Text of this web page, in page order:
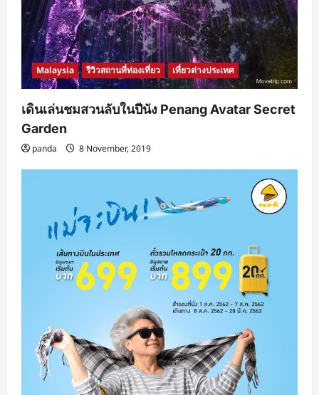
Malaysia รีวิวสถานที่ท่องเที่ยว เที่ยวต่างประเทศ
เดินเล่นชมสวนลับในปีนัง Penang Avatar Secret
Garden
panda 8 November, 2019